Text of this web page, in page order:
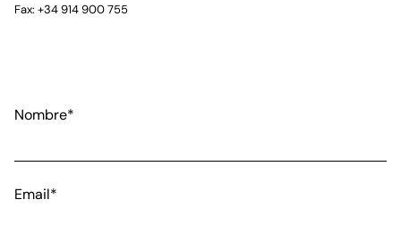
Fax: +34 914 900 755
Nombre*
Email*